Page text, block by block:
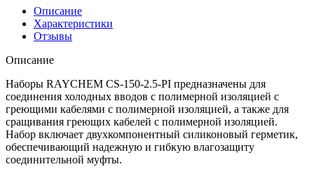
Описание
Характеристики
Отзывы
Описание
Наборы RAYCHEM CS-150-2.5-PI предназначены для
соединения холодных вводов с полимерной изоляцией с
греющими кабелями с полимерной изоляцией, а также для
сращивания греющих кабелей с полимерной изоляцией.
Набор включает двухкомпонентный силиконовый герметик,
обеспечивающий надежную и гибкую влагозащиту
соединительной муфты.